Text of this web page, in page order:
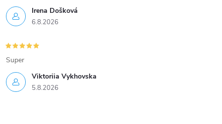
Irena Došková
6.8.2026
Viktoriia Vykhovska
5.8.2026
Super